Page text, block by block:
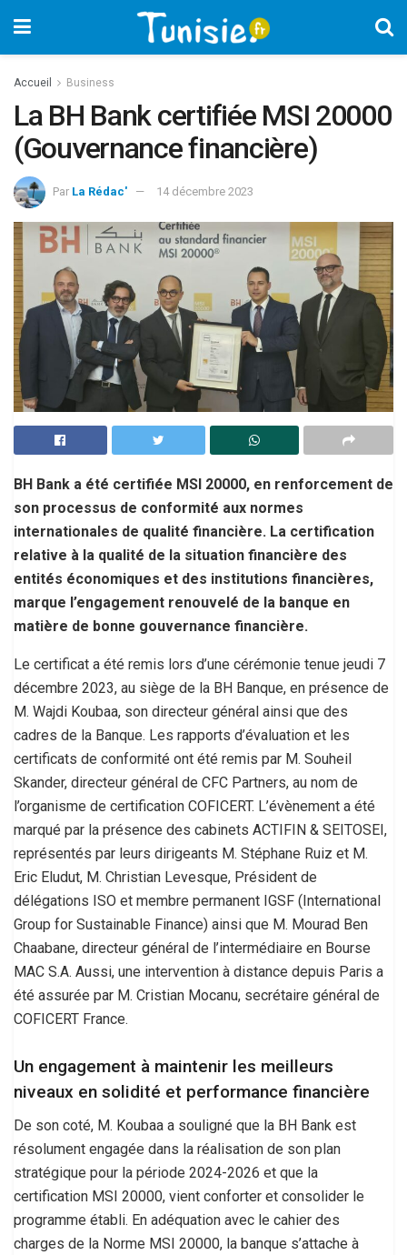
Accueil Business
La BH Bank certifiée MSI 20000
(Gouvernance financière)
Par La Rédac' 14 décembre 2023
BH Bank a été certifiée MSI 20000, en renforcement de
son processus de conformité aux normes
internationales de qualité financière. La certification
relative à la qualité de la situation financière des
entités économiques et des institutions financières,
marque l’engagement renouvelé de la banque en
matière de bonne gouvernance financière.
Le certificat a été remis lors d’une cérémonie tenue jeudi 7
décembre 2023, au siège de la BH Banque, en présence de
M. Wajdi Koubaa, son directeur général ainsi que des
cadres de la Banque. Les rapports d’évaluation et les
certificats de conformité ont été remis par M. Souheil
Skander, directeur général de CFC Partners, au nom de
l’organisme de certification COFICERT. L’évènement a été
marqué par la présence des cabinets ACTIFIN & SEITOSEI,
représentés par leurs dirigeants M. Stéphane Ruiz et M.
Eric Eludut, M. Christian Levesque, Président de
délégations ISO et membre permanent IGSF (International
Group for Sustainable Finance) ainsi que M. Mourad Ben
Chaabane, directeur général de l’intermédiaire en Bourse
MAC S.A. Aussi, une intervention à distance depuis Paris a
été assurée par M. Cristian Mocanu, secrétaire général de
COFICERT France.
Un engagement à maintenir les meilleurs
niveaux en solidité et performance financière
De son coté, M. Koubaa a souligné que la BH Bank est
résolument engagée dans la réalisation de son plan
stratégique pour la période 2024-2026 et que la
certification MSI 20000, vient conforter et consolider le
programme établi. En adéquation avec le cahier des
charges de la Norme MSI 20000, la banque s’attache à